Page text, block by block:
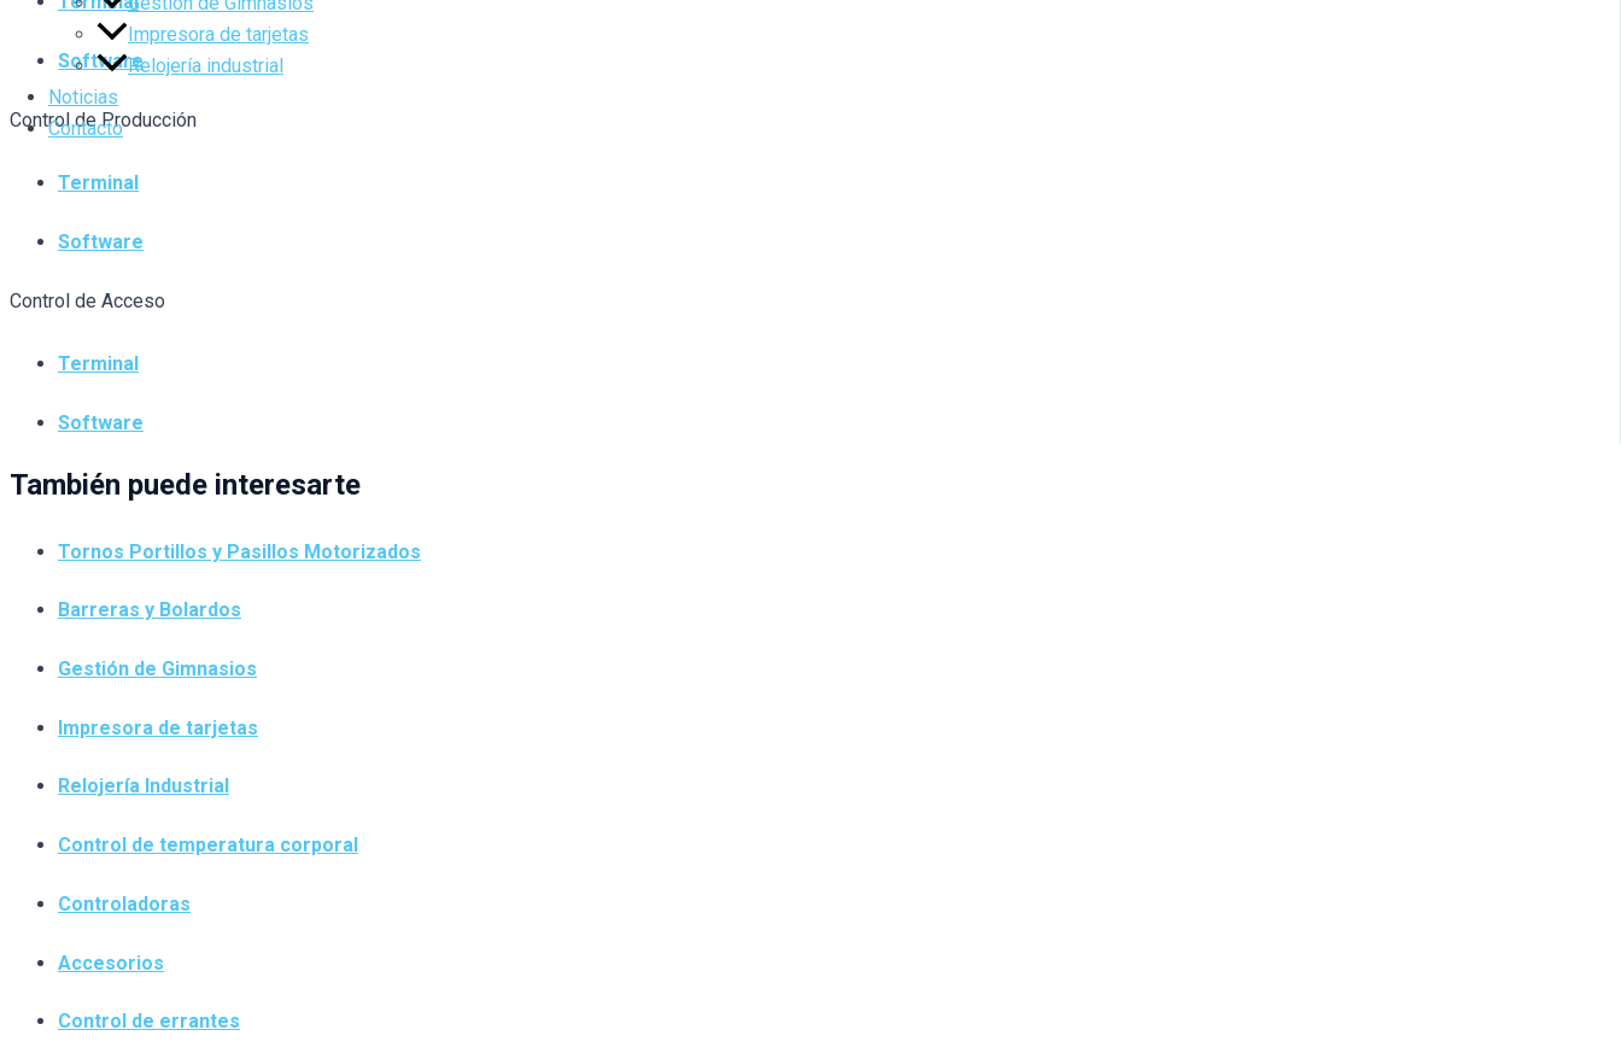
Impresora de tarjetas
Relojería industrial
Noticias
Contacto
Software
Control de Producción
Terminal
Software
Control de Acceso
Terminal
Software
También puede interesarte
Tornos Portillos y Pasillos Motorizados
Barreras y Bolardos
Gestión de Gimnasios
Impresora de tarjetas
Relojería Industrial
Control de temperatura corporal
Controladoras
Accesorios
Control de errantes